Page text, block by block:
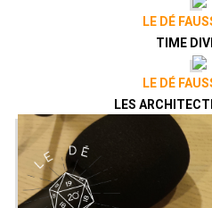
LE DÉ
TIME
LE DÉ
LES